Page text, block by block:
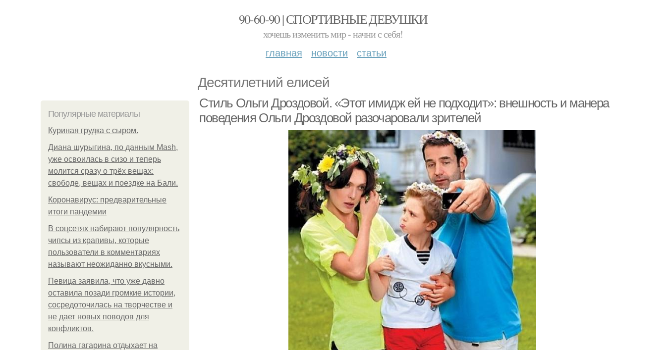
90-60-90 | СПОРТИВНЫЕ ДЕВУШКИ
хочешь изменить мир - начни с себя!
главная новости статьи
Десятилетний елисей
Популярные материалы
Куриная грудка с сыром.
Диана шурыгина, по данным Mash,
уже освоилась в сизо и теперь
молится сразу о трёх вещах:
свободе, вещах и поездке на Бали.
Коронавирус: предварительные
итоги пандемии
В соцсетях набирают популярность
чипсы из крапивы, которые
пользователи в комментариях
называют неожиданно вкусными.
Певица заявила, что уже давно
оставила позади громкие истории,
сосредоточилась на творчестве и
не дает новых поводов для
конфликтов.
Полина гагарина отдыхает на
Стиль Ольги Дроздовой. «Этот имидж ей не подходит»: внешность и манера
поведения Ольги Дроздовой разочаровали зрителей